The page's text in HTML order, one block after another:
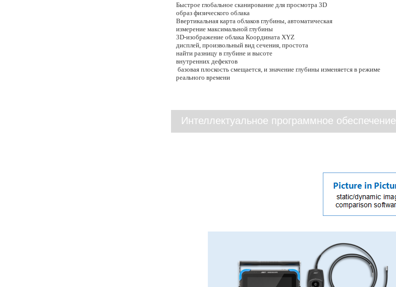
Быстрое глобальное сканирование для просмотра 3D
образ физического облака
Ввертикальная карта облаков глубины, автоматическая
измерение максимальной глубины
3D-изображение облака Координата XYZ
дисплей, произвольный вид сечения, простота
найти разницу в глубине и высоте
внутренних дефектов
базовая плоскость смещается, и значение глубины изменяется в режиме
реального времени
Интеллектуальное программное обеспечение